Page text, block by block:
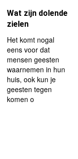
Wat zijn dolende
zielen
Het komt nogal
eens voor dat
mensen geesten
waarnemen in hun
huis, ook kun je
geesten tegen
komen o